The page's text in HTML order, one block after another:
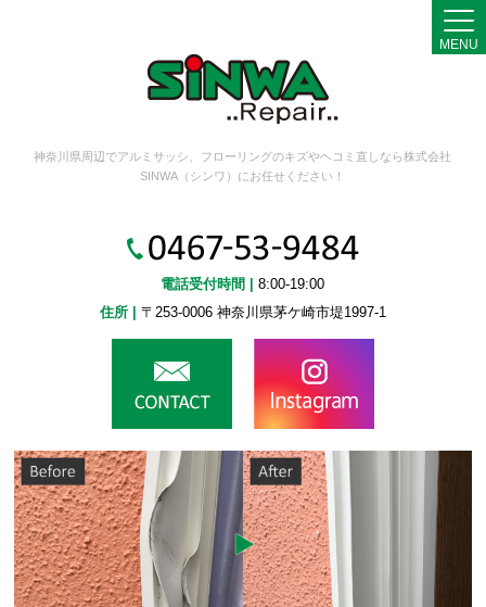
神奈川県周辺でアルミサッシ、フローリングのキズやヘコミ直しなら株式会社
SINWA（シンワ）にお任せください！
電話受付時間 |
8:00-19:00
住所 |
〒253-0006 神奈川県茅ケ崎市堤1997-1
MENU